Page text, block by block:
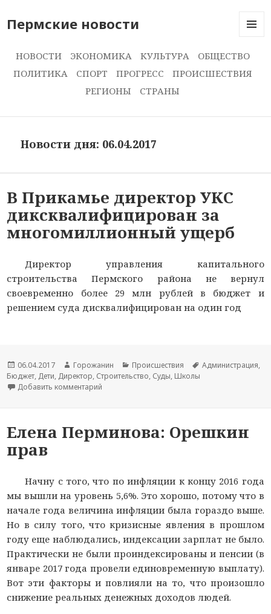
Пермские новости
И
НОВОСТИ ЭКОНОМИКА КУЛЬТУРА
ОБЩЕСТВО
ПОЛИТИКА
СПОРТ ПРОГРЕСС
ПРОИСШЕСТВИЯ
РЕГИОНЫ
СТРАНЫ
Новости дня: 06.04.2017
В Прикамье директор УКС
диксквалифицирован за
многомиллионный ущерб
Директор управления капитального
строительства Пермского района не вернул
своевременно более 29 млн рублей в бюджет и
решением суда дисквалифицирован на один год
Новость
опубликована
06.04.2017
Автор
новости
Горожанин
Раздел
новостей
Происшествия
Тема
Администрация,
Бюджет, Дети, Директор, Строительство, Суды, Школы
Добавить комментарий
Елена Перминова: Орешкин
прав
Начну с того, что по инфляции к концу 2016 года
мы вышли на уровень 5,6%. Это хорошо, потому что в
начале года величина инфляции была гораздо выше.
Но в силу того, что кризисные явления в прошлом
году еще наблюдались, индексации зарплат не было.
Практически не были проиндексированы и пенсии (в
январе 2017 года провели единовременную выплату).
Вот эти факторы и повлияли на то, что произошло
снижение реальных денежных доходов людей.